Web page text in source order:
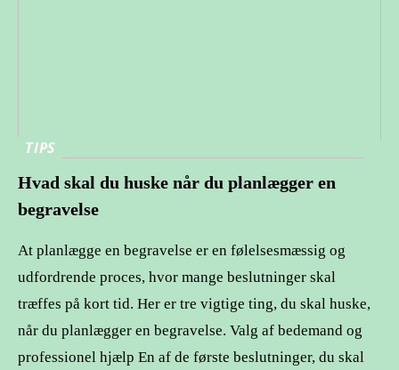
TIPS
Hvad skal du huske når du planlægger en
begravelse
At planlægge en begravelse er en følelsesmæssig og
udfordrende proces, hvor mange beslutninger skal
træffes på kort tid. Her er tre vigtige ting, du skal huske,
når du planlægger en begravelse. Valg af bedemand og
professionel hjælp En af de første beslutninger, du skal